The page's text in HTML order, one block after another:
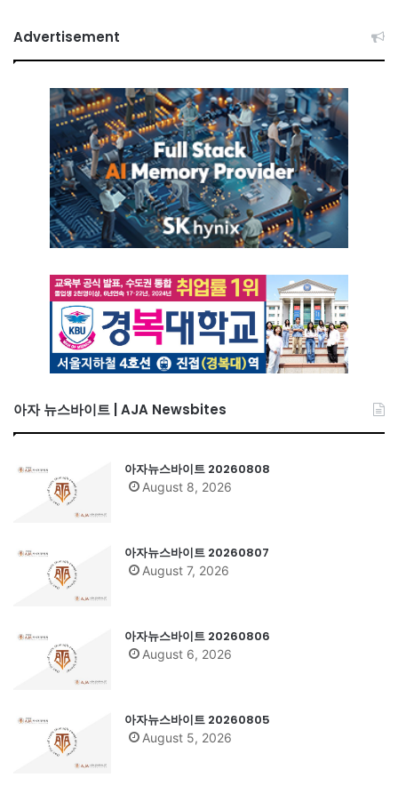
Advertisement
아자 뉴스바이트 | AJA Newsbites
아자뉴스바이트 20260808
August 8, 2026
아자뉴스바이트 20260807
August 7, 2026
아자뉴스바이트 20260806
August 6, 2026
아자뉴스바이트 20260805
August 5, 2026